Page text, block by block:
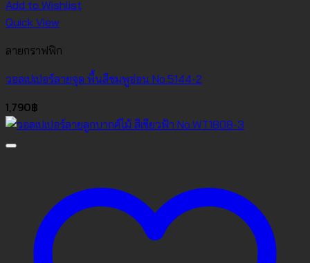
Add to Wishlist
Quick View
ลายกราฟฟิก
วอลเปเปอร์ลายจุด พื้นสีชมพูอ่อน No.5144-2
1,790฿